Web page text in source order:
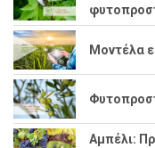
Μοντέλα
Αμπέλι: